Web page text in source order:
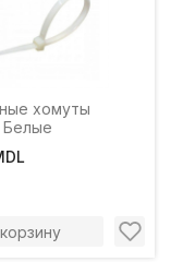
хомуты
Белые